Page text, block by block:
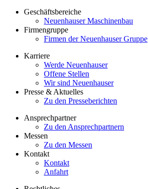
Geschäftsbereiche
Neuenhauser Maschinenbau
Firmengruppe
Firmen der Neuenhauser Gruppe
Karriere
Werde Neuenhauser
Offene Stellen
Wir sind Neuenhauser
Presse & Aktuelles
Zu den Presseberichten
Ansprechpartner
Zu den Ansprechpartnern
Messen
Zu den Messen
Kontakt
Kontakt
Anfahrt